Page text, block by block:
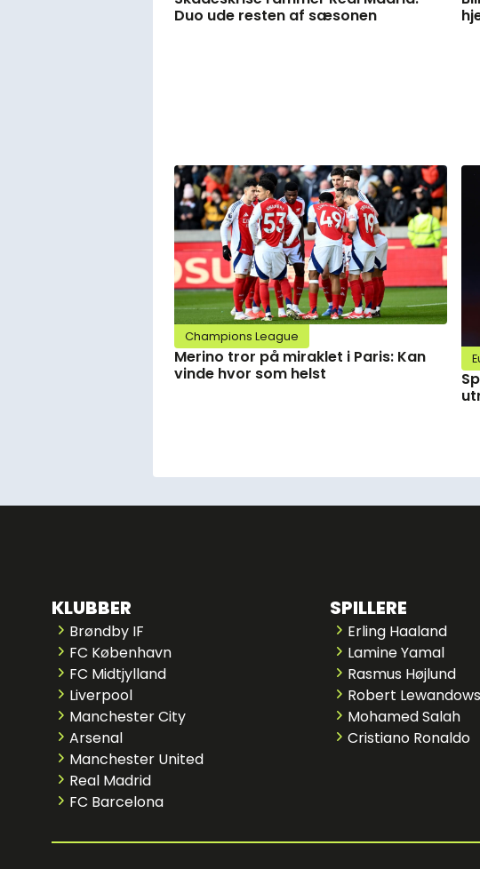
Duo ude resten af sæsonen
Champions League
Merino tror på miraklet i Paris: Kan
vinde hvor som helst
KLUBBER
Brøndby IF
FC København
FC Midtjylland
Liverpool
Manchester City
Arsenal
Manchester United
Real Madrid
FC Barcelona
SPILLERE
Erling Haaland
Lamine Yamal
Rasmus Højlund
Robert
Mohamed Salah
Cristiano Ronaldo